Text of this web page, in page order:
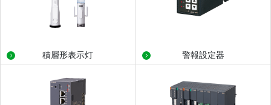
積層形表示灯 警報設定器